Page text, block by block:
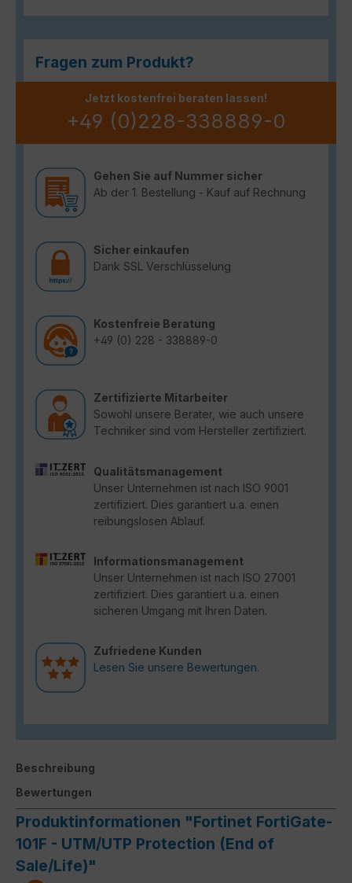
Fragen zum Produkt?
Jetzt kostenfrei beraten lassen!
+49 (0)228-338889-0
Gehen Sie auf Nummer sicher
Ab der 1. Bestellung - Kauf auf Rechnung
Sicher einkaufen
Dank SSL Verschlüsselung
Kostenfreie Beratung
+49 (0) 228 - 338889-0
Zertifizierte Mitarbeiter
Sowohl unsere Berater, wie auch unsere
Techniker sind vom Hersteller zertifiziert.
Qualitätsmanagement
Unser Unternehmen ist nach ISO 9001
zertifiziert. Dies garantiert u.a. einen
reibungslosen Ablauf.
Informationsmanagement
Unser Unternehmen ist nach ISO 27001
zertifiziert. Dies garantiert u.a. einen
sicheren Umgang mit Ihren Daten.
Zufriedene Kunden
Lesen Sie unsere Bewertungen.
Beschreibung
Bewertungen
Produktinformationen "Fortinet FortiGate-
101F - UTM/UTP Protection (End of
Sale/Life)"